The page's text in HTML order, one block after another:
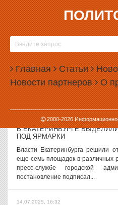
Главная Статьи
Новости партнеров О
2000-2026
14.07.2025, 17:59
В 37 РЕГИОНАХ РОССИИ
ВЫБОРЫ
Подавляющее большинство
года состоятся выборы,
голосование. Как сообщили в
однодневное голосование...
14.07.2025, 17:18
В ЕКАТЕРИНБУРГЕ
ПОД ЯРМАРКИ
Власти Екатеринбурга решили
еще семь площадок в различных
пресс-службе городской
постановление подписал...
14.07.2025, 16:32